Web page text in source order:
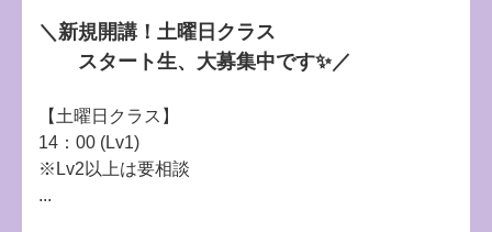
＼新規開講！土曜日クラス
スタート生、大募集中です✨／
【土曜日クラス】
14：00 (Lv1)
※Lv2以上は要相談
...